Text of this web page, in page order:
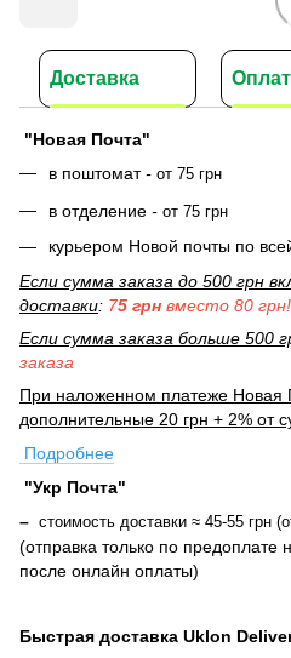
Доставка
"Новая Почта"
в поштомат- от 75 грн
в отделение - от 75 грн
курьером Новой почты по
Если сумма заказа до 500 грн
доставки: 75 грн вместо 80 грн!
Если сумма заказа больше 500
заказа
При наложенном платеже Новая
дополнительные 20 грн + 2% от
Подробнее
"Укр Почта"
– стоимость доставки ≈ 45-55 грн
(отправка только по предоплате
после онлайн оплаты)
Быстрая доставка Uklon